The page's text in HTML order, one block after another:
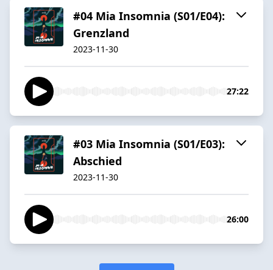
#04 Mia Insomnia (S01/E04):
Grenzland
2023-11-30
27:22
#03 Mia Insomnia (S01/E03):
Abschied
2023-11-30
26:00